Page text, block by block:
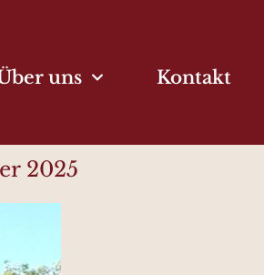
uns Kontakt
2025